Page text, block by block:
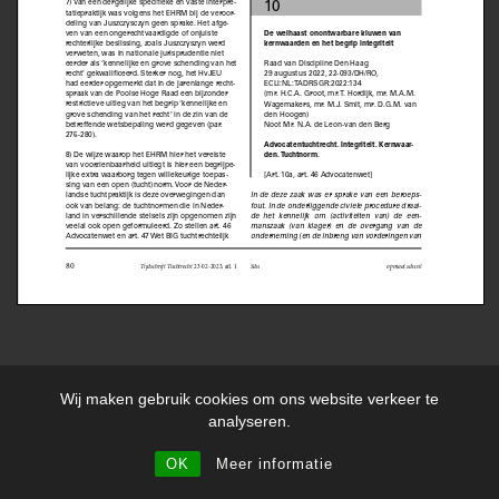
Wij maken gebruik cookies om ons website verkeer te
analyseren.
OK Meer informatie
DISCLAIMER PRIVACYVERKLARING
ALGEMENE VOORWAARDEN
KLACHTENREGELING